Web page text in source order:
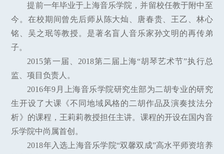
提前一年毕业于上海音乐学院，并留校任教于附中至
今。在校期间曾先后师从陈大灿、唐春贵、王乙、林心
铭、吴之珉等教授。是著名盲人音乐家孙文明的再传弟
子。
2015第一届、2018第二届上海“胡琴艺术节”执行总
监、项目负责人。
2016年9月上海音乐学院研究生部为二胡专业的研究
生开设了大课《不同地域风格的二胡作品及演奏技法分
析》的课程，王莉莉教授担任主讲。课程的开设在国内音
乐学院中尚属首创。
2018年入选上海音乐学院“双馨双成”高水平师资培养